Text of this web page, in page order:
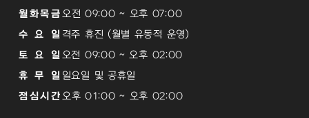
월화목금오전 09:00 ~ 오후 07:00
수 요 일 격주 휴진 (월별 유동적 운영)
토 요 일오전 09:00 ~ 오후 02:00
휴 무 일 일요일 및 공휴일
점심시간오후 01:00 ~ 오후 02:00